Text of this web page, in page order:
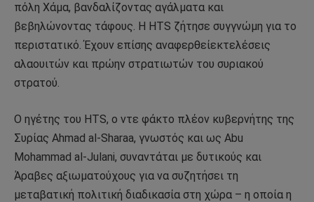
πόλη Χάμα, βανδαλίζοντας αγάλματα και
βεβηλώνοντας τάφους. Η HTS ζήτησε συγγνώμη για το
περιστατικό. Έχουν επίσης αναφερθείεκτελέσεις
αλαουιτών και πρώην στρατιωτών του συριακού
στρατού.
Ο ηγέτης του HTS, ο ντε φάκτο πλέον κυβερνήτης της
Συρίας Ahmad al-Sharaa, γνωστός και ως Abu
Mohammad al-Julani, συναντάται με δυτικούς και
Άραβες αξιωματούχους για να συζητήσει τη
μεταβατική πολιτική διαδικασία στη χώρα – η οποία η